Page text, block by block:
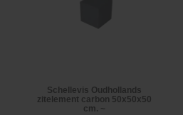
Schellevis Oudhollands
zitelement carbon 50x50x50
cm. ~